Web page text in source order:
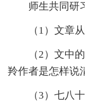
师生共同研习
（1）文章从
（2）文中的
羚作者是怎样说
（3）七八十